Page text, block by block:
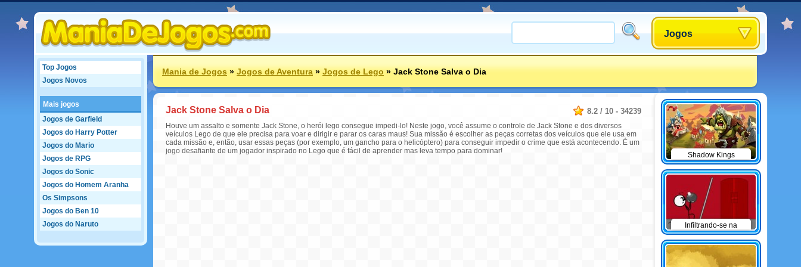
Jogos
Top Jogos
Jogos Novos
Mais jogos
Jogos de Garfield
Jogos do Harry Potter
Jogos do Mario
Jogos de RPG
Jogos do Sonic
Jogos do Homem Aranha
Os Simpsons
Jogos do Ben 10
Jogos do Naruto
Mania de Jogos»Jogos de Aventura»Jogos de Lego»Jack Stone Salva o Dia
8.2 / 10 - 34239
Jack Stone Salva o Dia
Houve um assalto e somente Jack Stone, o herói lego consegue impedi-lo! Neste jogo, você assume o controle de Jack Stone e dos diversos
veículos Lego de que ele precisa para voar e dirigir e parar os caras maus! Sua missão é escolher as peças corretas dos veículos que ele usa em
cada missão e, então, usar essas peças (por exemplo, um gancho para o helicóptero) para conseguir impedir o crime que está acontecendo. É um
jogo desafiante de um jogador inspirado no Lego que é fácil de aprender mas leva tempo para dominar!
Shadow Kings
Infiltrando-se na
Aeronave